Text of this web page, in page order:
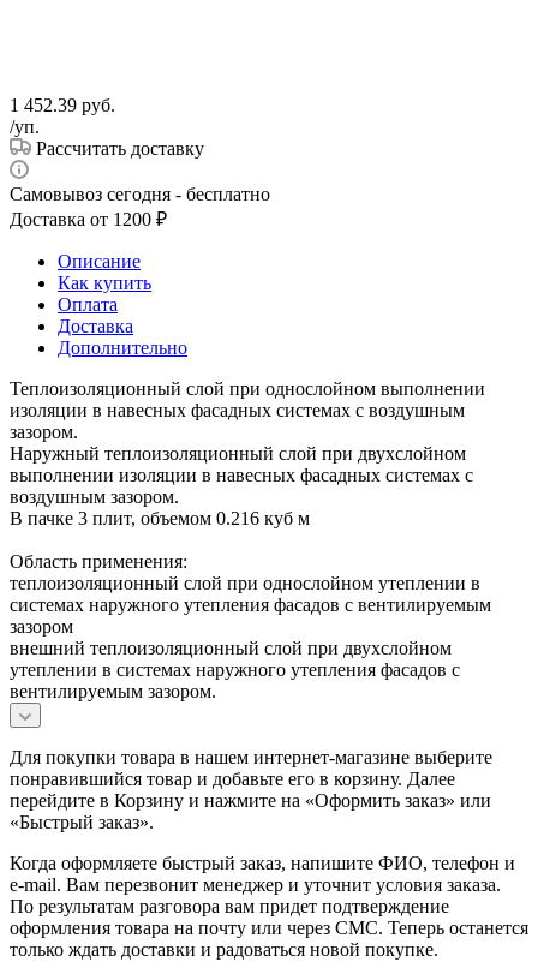
1 452.39 руб.
/уп.
Рассчитать доставку
Самовывоз сегодня - бесплатно
Доставка от 1200 ₽
Описание
Как купить
Оплата
Доставка
Дополнительно
Теплоизоляционный слой при однослойном выполнении
изоляции в навесных фасадных системах с воздушным
зазором.
Наружный теплоизоляционный слой при двухслойном
выполнении изоляции в навесных фасадных системах с
воздушным зазором.
В пачке 3 плит, объемом 0.216 куб м
Область применения:
теплоизоляционный слой при однослойном утеплении в
системах наружного утепления фасадов с вентилируемым
зазором
внешний теплоизоляционный слой при двухслойном
утеплении в системах наружного утепления фасадов с
вентилируемым зазором.
Для покупки товара в нашем интернет-магазине выберите
понравившийся товар и добавьте его в корзину. Далее
перейдите в Корзину и нажмите на «Оформить заказ» или
«Быстрый заказ».
Когда оформляете быстрый заказ, напишите ФИО, телефон и
e-mail. Вам перезвонит менеджер и уточнит условия заказа.
По результатам разговора вам придет подтверждение
оформления товара на почту или через СМС. Теперь останется
только ждать доставки и радоваться новой покупке.